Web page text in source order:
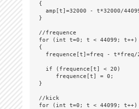
  {
amp[t]=32000 - t*32000/
  }
  //frequence
  for (int t=0; t < 44099; t++)
  {
frequence[t]=freq - t*freq/
    if (frequence[t] < 20)
       frequence[t] = 0;
  }
  //kick
  for (int t=0; t < 44099; t++)